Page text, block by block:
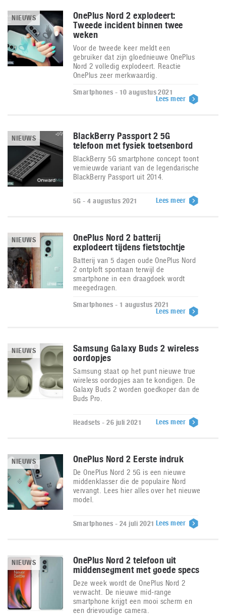
NIEUWS
OnePlus Nord 2 explodeert:
Tweede incident binnen twee
weken
Voor de tweede keer meldt een
gebruiker dat zijn gloednieuwe OnePlus
Nord 2 volledig explodeert. Reactie
OnePlus zeer merkwaardig.
Smartphones - 10 augustus 2021
Lees meer
NIEUWS
BlackBerry Passport 2 5G
telefoon met fysiek toetsenbord
BlackBerry 5G smartphone concept toont
vernieuwde variant van de legendarische
BlackBerry Passport uit 2014.
5G - 4 augustus 2021 Lees meer
NIEUWS
OnePlus Nord 2 batterij
explodeert tijdens fietstochtje
Batterij van 5 dagen oude OnePlus Nord
2 ontploft spontaan terwijl de
smartphone in een draagdoek wordt
meegedragen.
Smartphones - 1 augustus 2021
Lees meer
NIEUWS
Samsung Galaxy Buds 2 wireless
oordopjes
Samsung staat op het punt nieuwe true
wireless oordopjes aan te kondigen. De
Galaxy Buds 2 worden goedkoper dan de
Buds Pro.
Headsets - 26 juli 2021 Lees meer
NIEUWS OnePlus Nord 2 Eerste indruk
De OnePlus Nord 2 5G is een nieuwe
middenklasser die de populaire Nord
vervangt. Lees hier alles over het nieuwe
model.
Smartphones - 24 juli 2021 Lees meer
NIEUWS
OnePlus Nord 2 telefoon uit
middensegment met goede specs
Deze week wordt de OnePlus Nord 2
verwacht. De nieuwe mid-range
smartphone krijgt een mooi scherm en
een drievoudige camera.